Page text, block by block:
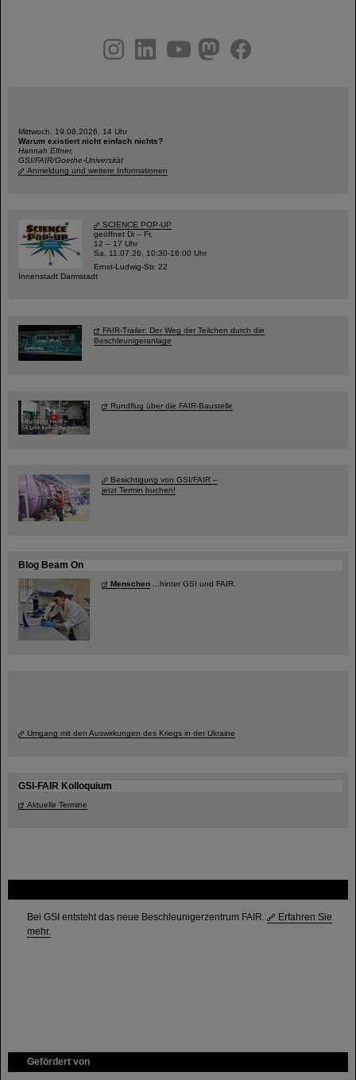
Bei GSI entsteht das neue Beschleunigerzentrum FAIR.
Erfahren Sie
mehr.
Gefördert von
youtubehelmholtz.socialfacebook
Mittwoch, 19.08.2026, 14 Uhr
Warum existiert nicht einfach nichts?
Hannah Elfner,
GSI/FAIR/Goethe-Universität
Anmeldung und weitere Informationen
SCIENCE POP-UP
geöffnet Di – Fr,
12 – 17 Uhr
Sa, 11.07.26, 10:30-16:00 Uhr
Ernst-Ludwig-Str. 22
Innenstadt Darmstadt
FAIR-Trailer: Der Weg der Teilchen durch die
Beschleunigeranlage
Rundflug über die FAIR-Baustelle
Besichtigung von GSI/FAIR –
jetzt Termin buchen!
Blog Beam On
Menschen ...hinter GSI und FAIR.
Umgang mit den Auswirkungen des Kriegs in der Ukraine
GSI-FAIR Kolloquium
Aktuelle Termine